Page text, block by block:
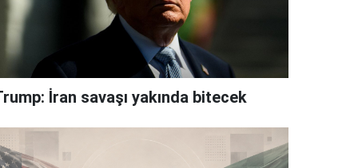
İran savaşı yakında bitecek